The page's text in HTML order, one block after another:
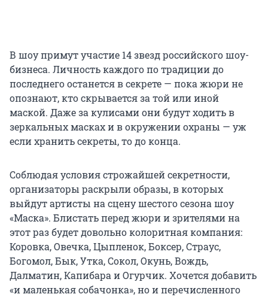
В шоу примут участие 14 звезд российского шоу-
бизнеса. Личность каждого по традиции до
последнего останется в секрете — пока жюри не
опознают, кто скрывается за той или иной
маской. Даже за кулисами они будут ходить в
зеркальных масках и в окружении охраны — уж
если хранить секреты, то до конца.
Соблюдая условия строжайшей секретности,
организаторы раскрыли образы, в которых
выйдут артисты на сцену шестого сезона шоу
«Маска». Блистать перед жюри и зрителями на
этот раз будет довольно колоритная компания:
Коровка, Овечка, Цыпленок, Боксер, Страус,
Богомол, Бык, Утка, Сокол, Окунь, Вождь,
Далматин, Капибара и Огурчик. Хочется добавить
«и маленькая собачонка», но и перечисленного